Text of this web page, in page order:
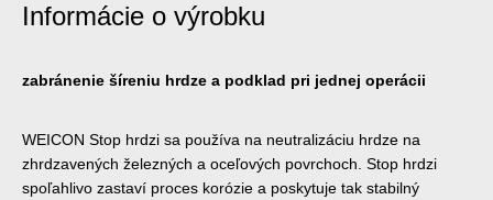
Informácie o výrobku
zabránenie šíreniu hrdze a podklad pri jednej operácii
WEICON Stop hrdzi sa používa na neutralizáciu hrdze na
zhrdzavených železných a oceľových povrchoch. Stop hrdzi
spoľahlivo zastaví proces korózie a poskytuje tak stabilný